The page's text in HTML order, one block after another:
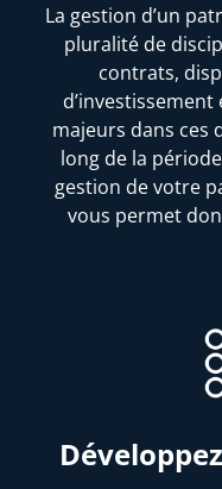
La gestion d’un
pluralité de
contrats,
majeurs dans ces
long de la
gestion de votre
vous permet